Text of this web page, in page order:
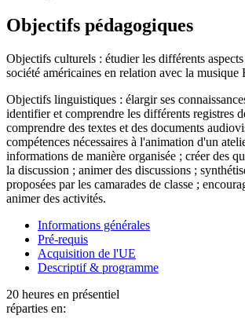
Objectifs pédagogiques
Objectifs culturels : étudier les différents
société américaines en relation avec la
Objectifs linguistiques : élargir ses
identifier et comprendre les différents registres
comprendre des textes et des documents
compétences nécessaires à l'animation d'un
informations de manière organisée ; créer des
la discussion ; animer des discussions ;
proposées par les camarades de classe ;
animer des activités.
Informations générales
Pré-requis
Acquisition de l'UE
Descriptif & programme
20 heures en présentiel
réparties en: